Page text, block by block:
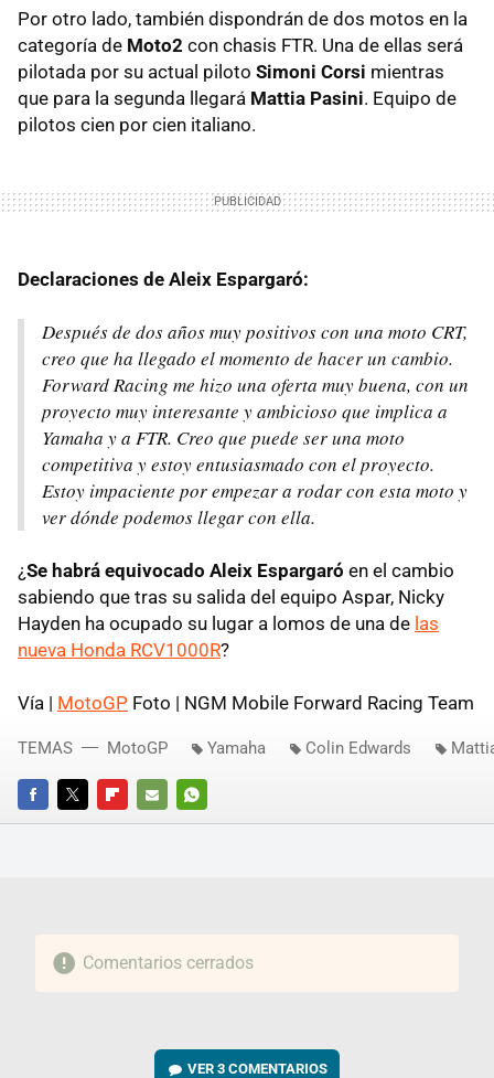
Por otro lado, también dispondrán de dos motos en la
categoría de Moto2 con chasis FTR. Una de ellas será
pilotada por su actual piloto Simoni Corsi mientras
que para la segunda llegará Mattia Pasini. Equipo de
pilotos cien por cien italiano.
Declaraciones de Aleix Espargaró:
Después de dos años muy positivos con una moto CRT,
creo que ha llegado el momento de hacer un cambio.
Forward Racing me hizo una oferta muy buena, con un
proyecto muy interesante y ambicioso que implica a
Yamaha y a FTR. Creo que puede ser una moto
competitiva y estoy entusiasmado con el proyecto.
Estoy impaciente por empezar a rodar con esta moto y
ver dónde podemos llegar con ella.
¿Se habrá equivocado Aleix Espargaró en el cambio
sabiendo que tras su salida del equipo Aspar, Nicky
Hayden ha ocupado su lugar a lomos de una de las
nueva Honda RCV1000R?
Vía | MotoGP Foto | NGM Mobile Forward Racing Team
FACEBOOKTWITTERFLIPBOARD
E-
WHATSAPP
TEMAS MotoGP Yamaha Colin Edwards
Comentarios cerrados
VER3 COMENTARIOS